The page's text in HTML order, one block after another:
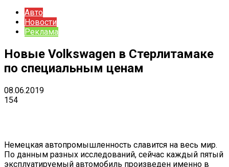
Авто
Новости
Реклама
Новые Volkswagen в Стерлитамаке
по специальным ценам
08.06.2019
154
Немецкая автопромышленность славится на весь мир.
По данным разных исследований, сейчас каждый пятый
эксплуатируемый автомобиль произведен именно в